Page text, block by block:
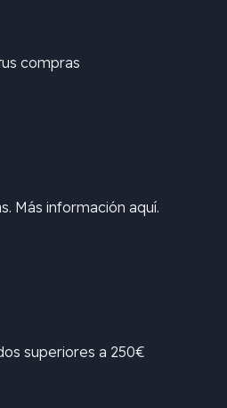
compras
Más información aquí.
superiores a 250€